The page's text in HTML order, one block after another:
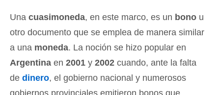
Una cuasimoneda, en este marco, es un bono u
otro documento que se emplea de manera similar
a una moneda. La noción se hizo popular en
Argentina en 2001 y 2002 cuando, ante la falta
de dinero, el gobierno nacional y numerosos
gobiernos provinciales emitieron bonos que